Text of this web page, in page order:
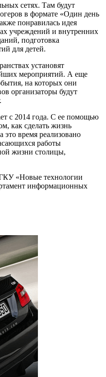
сетях. Там будут
в формате «Один день
понравилась идея
учреждений и внутренних
подготовка
для детей.
установят
мероприятий. А еще
на которых они
организаторы будут
с 2014 года. С ее помощью
как сделать жизнь
это время реализовано
работы
жизни столицы,
«Новые технологии
информационных